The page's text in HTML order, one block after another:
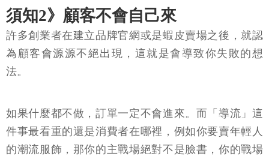
須知2》顧客不會自己來
許多創業者在建立品牌官網或是蝦皮賣場之後，就認
為顧客會源源不絕出現，這就是會導致你失敗的想
法。
如果什麼都不做，訂單一定不會進來。而「導流」這
件事最看重的還是消費者在哪裡，例如你要賣年輕人
的潮流服飾，那你的主戰場絕對不是臉書，你的戰場